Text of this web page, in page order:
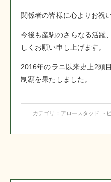
関係者の皆様に心よりお祝
今後も産駒のさらなる活躍
しくお願い申し上げます。
2016年のラニ以来史上2頭
制覇を果たしました。
カテゴリ： アロースタッド ト